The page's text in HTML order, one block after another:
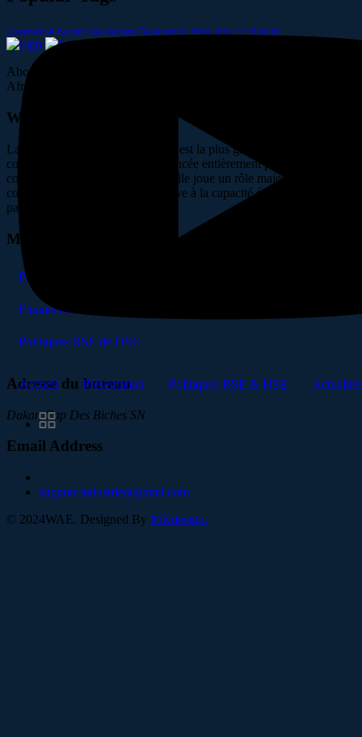
Accueil Présentation Politiques RSE & HSE Actualités
Construction Factory Gas Industry Manufacture Metallurgy Oil Robotic
Abonnez-vous pour suivre les dernières nouvelles du projet West
African Energy. Restez informé des avancées clés
West African Energy
La Centrale West African Energy est la plus grande centrale en cycle
combiné au gaz du Sénégal. Financée entièrement par un
consortium de privés nationaux, elle joue un rôle majeur en
contribuant de manière significative à la capacité énergétique du
pays.
Menu
Présentation
Financement
Politiques RSE de HSE
Adresse du bureau
Dakar, Cap Des Biches SN
Email Address
support.industrie@gmail.com
© 2024WAE. Designed By MKdesign.